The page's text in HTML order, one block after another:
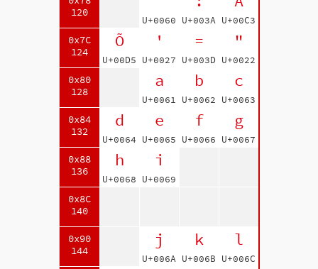
120
0x7C
124
0x80
128
0x84
132
0x88
136
0x8C
140
0x90
144
U+0060 U+003A U+00C3
Õ
U+00D5
'
U+0027
=
U+003D
"
U+0022
a
U+0061
b
U+0062
c
U+0063
d
U+0064
e
U+0065
f
U+0066
g
U+0067
h
U+0068
i
U+0069
j
U+006A
k
U+006B
l
U+006C